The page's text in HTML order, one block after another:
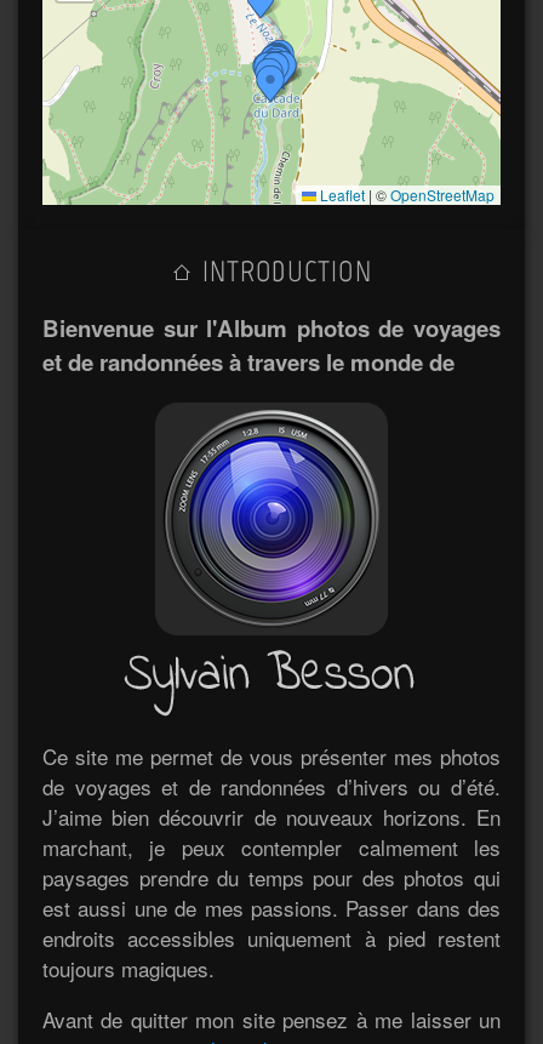
Leaflet | ©OpenStreetMap
INTRODUCTION
Bienvenue sur l'Album photos de voyages
et de randonnées à travers le monde de
Ce site me permet de vous présenter mes photos
de voyages et de randonnées d’hivers ou d’été.
J’aime bien découvrir de nouveaux horizons. En
marchant, je peux contempler calmement les
paysages prendre du temps pour des photos qui
est aussi une de mes passions. Passer dans des
endroits accessibles uniquement à pied restent
toujours magiques.
Avant de quitter mon site pensez à me laisser un